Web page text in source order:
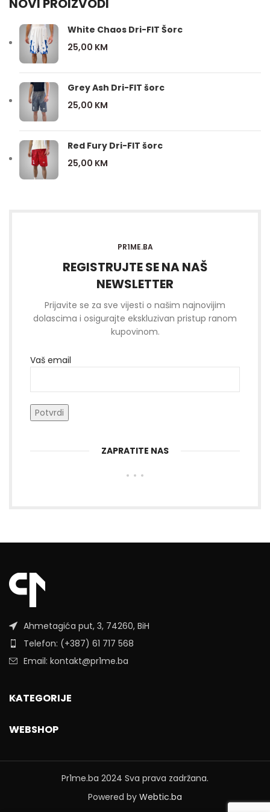
NOVI PROIZVODI
White Chaos Dri-FIT Šorc
25,00 KM
Grey Ash Dri-FIT šorc
25,00 KM
Red Fury Dri-FIT šorc
25,00 KM
PR1ME.BA
REGISTRUJTE SE NA NAŠ
NEWSLETTER
Prijavite se za sve vijesti o našim najnovijim
dolascima i osigurajte ekskluzivan pristup ranom
kupovinom.
Vaš email
ZAPRATITE NAS
Ahmetagića put, 3, 74260, BiH
Telefon: (+387) 61 717 568
Email: kontakt@pr1me.ba
KATEGORIJE
WEBSHOP
Pr1me.ba 2024 Sva prava zadržana.
Powered by Webtic.ba